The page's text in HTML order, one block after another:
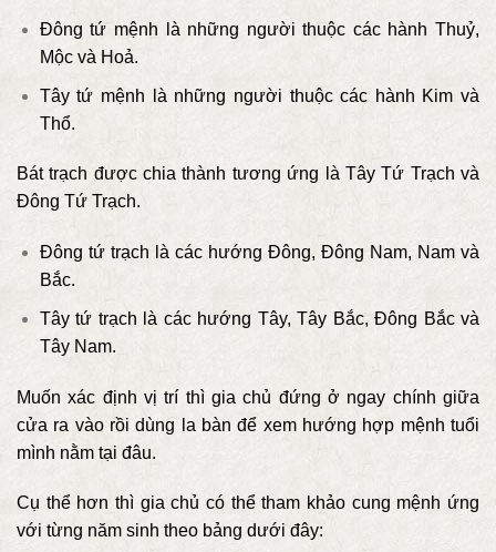
Đông tứ mệnh là những người thuộc các hành Thuỷ,
Mộc và Hoả.
Tây tứ mệnh là những người thuộc các hành Kim và
Thổ.
Bát trạch được chia thành tương ứng là Tây Tứ Trạch và
Đông Tứ Trạch.
Đông tứ trạch là các hướng Đông, Đông Nam, Nam và
Bắc.
Tây tứ trạch là các hướng Tây, Tây Bắc, Đông Bắc và
Tây Nam.
Muốn xác định vị trí thì gia chủ đứng ở ngay chính giữa
cửa ra vào rồi dùng la bàn để xem hướng hợp mệnh tuổi
mình nằm tại đâu.
Cụ thể hơn thì gia chủ có thể tham khảo cung mệnh ứng
với từng năm sinh theo bảng dưới đây: